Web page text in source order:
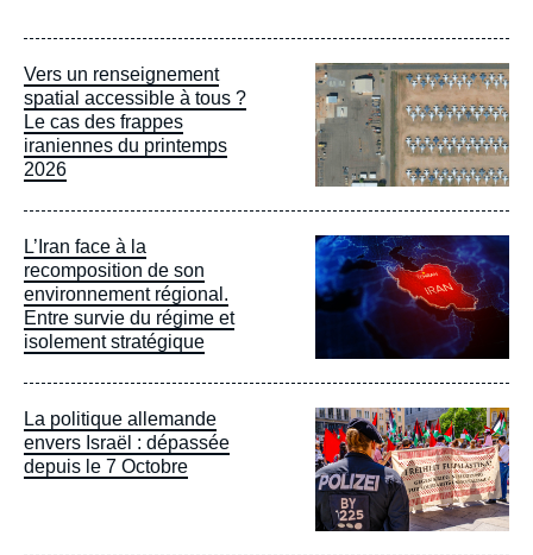
Vers un renseignement
spatial accessible à tous ?
Le cas des frappes
iraniennes du printemps
2026
Image
principale
L’Iran face à la
recomposition de son
environnement régional.
Entre survie du régime et
isolement stratégique
Image
principale
La politique allemande
envers Israël : dépassée
depuis le 7 Octobre
Image
principale